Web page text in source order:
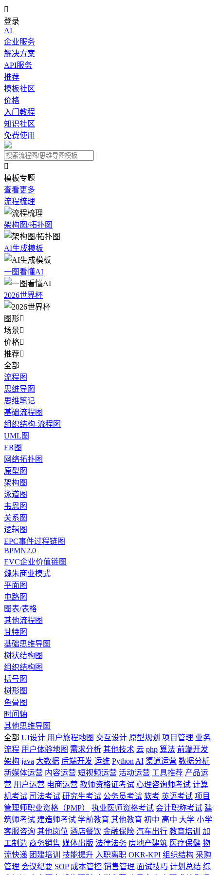

登录
AI
企业服务
解决方案
API服务
推荐
模板社区
价格
入门教程
知识社区
免费使用

模板专题
查看更多
流程梳理
架构图/拓扑图
AI生成模板
一图看懂AI
2026世界杯
图形
场景
价格
推荐
全部
流程图
思维导图
思维笔记
基础流程图
组织结构-流程图
UML图
ER图
网络拓扑图
原型图
架构图
泳道图
韦恩图
关系图
逻辑图
EPC事件过程链图
BPMN2.0
EVC企业价值链图
魏朱商业模式
平面图
电路图
图表/表格
其他流程图
甘特图
基础思维导图
树状结构图
组织结构图
括号图
树形图
鱼骨图
时间轴
其他思维导图
全部 UI设计 用户旅程地图 交互设计 原型规划 项目管理 业务
流程 用户体验地图 需求分析 其他技术 云 php 算法 前端开发
架构 java 大数据 后端开发 运维 Python AI 渠道运营 数据分析
新媒体运营 内容运营 短视频运营 活动运营 工具推荐 产品运
营 用户运营 电商运营 教师资格证考试 心理咨询师考试 计算
机考试 司法考试 研究生考试 公务员考试 软考 英语考试 项目
管理师职业资格（PMP）
执业医师资格考试 会计职称考试 建
筑师考试 建造师考试 学前教育 其他教育 初中 高中 大学 小学
客服咨询 其他岗位 酒店餐饮 金融保险 汽车出行 教育培训
加
工制造 商务销售 媒体出版 法律法务 房地产建筑 医疗保健 物
流快递 团建培训 技能提升 入职离职 OKR-KPI 组织结构 采购
管理 会议纪要 SOP 成本管控 销售管理 面试技巧 计划总结 综